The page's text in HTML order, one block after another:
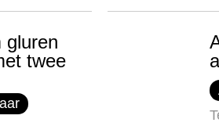
gluren
twee